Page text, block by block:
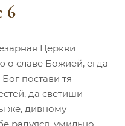
6
Церкви
о славе Божией, егда
постави тя
да светиши
же, дивному